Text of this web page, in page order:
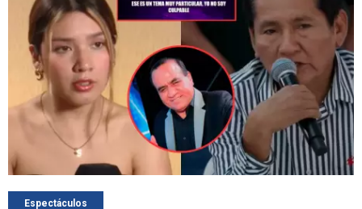
Espectáculos